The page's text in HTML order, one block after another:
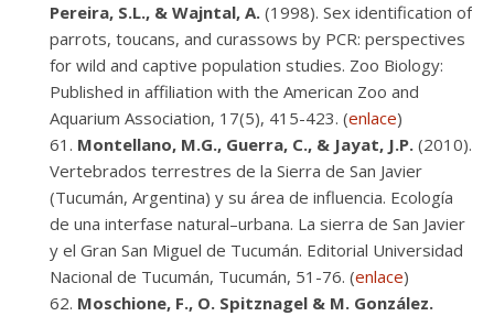
Pereira, S.L., & Wajntal, A. (1998). Sex identification of
parrots, toucans, and curassows by PCR: perspectives
for wild and captive population studies. Zoo Biology:
Published in affiliation with the American Zoo and
Aquarium Association, 17(5), 415-423. (enlace)
Montellano, M.G., Guerra, C., & Jayat, J.P. (2010).
Vertebrados terrestres de la Sierra de San Javier
(Tucumán, Argentina) y su área de influencia. Ecología
de una interfase natural–urbana. La sierra de San Javier
y el Gran San Miguel de Tucumán. Editorial Universidad
Nacional de Tucumán, Tucumán, 51-76. (enlace)
Moschione, F., O. Spitznagel & M. González.